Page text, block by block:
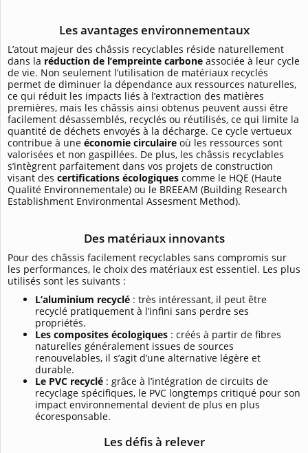
Les avantages environnementaux
L’atout majeur des châssis recyclables réside naturellement
dans la réduction de l’empreinte carbone associée à leur cycle
de vie. Non seulement l’utilisation de matériaux recyclés
permet de diminuer la dépendance aux ressources naturelles,
ce qui réduit les impacts liés à l’extraction des matières
premières, mais les châssis ainsi obtenus peuvent aussi être
facilement désassemblés, recyclés ou réutilisés, ce qui limite la
quantité de déchets envoyés à la décharge. Ce cycle vertueux
contribue à une économie circulaire où les ressources sont
valorisées et non gaspillées. De plus, les châssis recyclables
s’intègrent parfaitement dans vos projets de construction
visant des certifications écologiques comme le HQE (Haute
Qualité Environnementale) ou le BREEAM (Building Research
Establishment Environmental Assesment Method).
Des matériaux innovants
Pour des châssis facilement recyclables sans compromis sur
les performances, le choix des matériaux est essentiel. Les plus
utilisés sont les suivants :
L’aluminium recyclé : très intéressant, il peut être
recyclé pratiquement à l’infini sans perdre ses
propriétés.
Les composites écologiques : créés à partir de fibres
naturelles généralement issues de sources
renouvelables, il s’agit d’une alternative légère et
durable.
Le PVC recyclé : grâce à l’intégration de circuits de
recyclage spécifiques, le PVC longtemps critiqué pour son
impact environnemental devient de plus en plus
écoresponsable.
Les défis à relever